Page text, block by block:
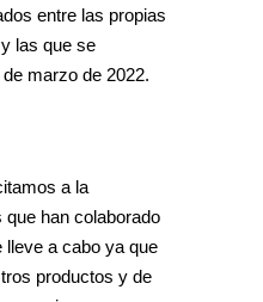
entre las propias
las que se
marzo de 2022.
a la
han colaborado
lleve a cabo ya que
productos y de